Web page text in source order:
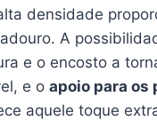
densidade
A
e o encosto a
e o apoio para os
aquele toque